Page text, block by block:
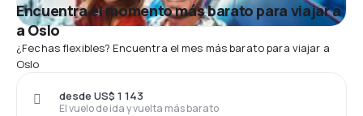
Encuentra el momento más barato para viajar a
a Oslo
¿Fechas flexibles? Encuentra el mes más barato para viajar a
Oslo
El vuelo de ida y vuelta más barato
desde US$ 1 143